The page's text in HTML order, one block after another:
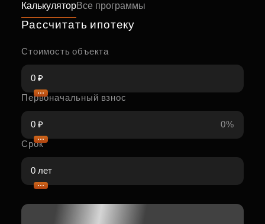
КалькуляторВсе программы
Рассчитать ипотеку
Стоимость объекта
Первоначальный взнос
0%
Срок